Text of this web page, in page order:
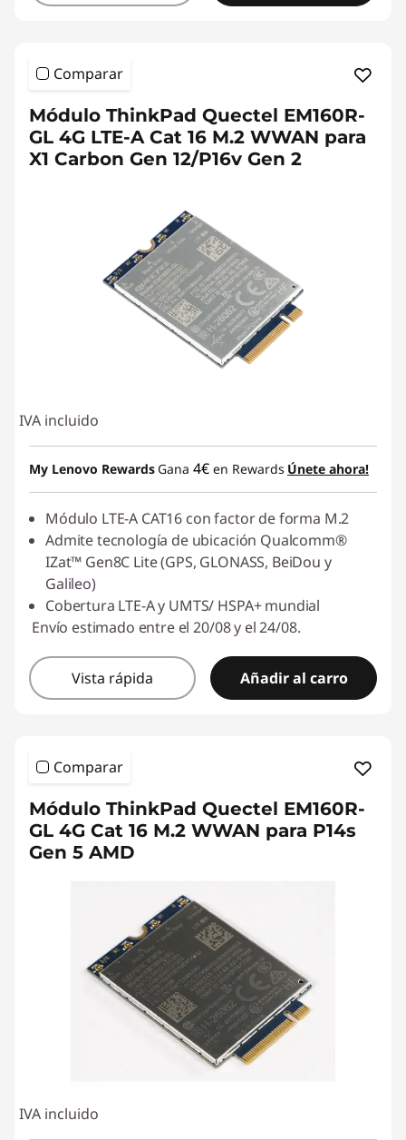
Comparar
Módulo ThinkPad Quectel EM160R-
GL 4G LTE-A Cat 16 M.2 WWAN para
X1 Carbon Gen 12/P16v Gen 2
IVA incluido
My Lenovo Rewards Gana 4€ en Rewards Únete ahora!
Módulo LTE-A CAT16 con factor de forma M.2
Admite tecnología de ubicación Qualcomm®
IZat™ Gen8C Lite (GPS, GLONASS, BeiDou y
Galileo)
Cobertura LTE-A y UMTS/ HSPA+ mundial
Envío estimado entre el 20/08 y el 24/08.
Vista rápida Añadir al carro
Comparar
Módulo ThinkPad Quectel EM160R-
GL 4G Cat 16 M.2 WWAN para P14s
Gen 5 AMD
IVA incluido